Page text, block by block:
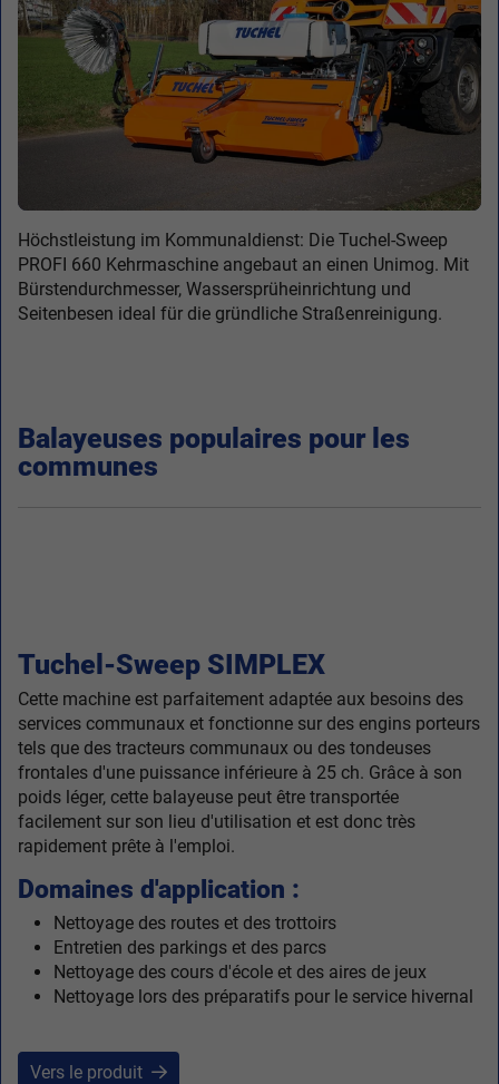
Höchstleistung im Kommunaldienst: Die Tuchel-Sweep
PROFI 660 Kehrmaschine angebaut an einen Unimog. Mit
Bürstendurchmesser, Wassersprüheinrichtung und
Seitenbesen ideal für die gründliche Straßenreinigung.
Balayeuses populaires pour les
communes
Tuchel-Sweep SIMPLEX
Cette machine est parfaitement adaptée aux besoins des
services communaux et fonctionne sur des engins porteurs
tels que des tracteurs communaux ou des tondeuses
frontales d'une puissance inférieure à 25 ch. Grâce à son
poids léger, cette balayeuse peut être transportée
facilement sur son lieu d'utilisation et est donc très
rapidement prête à l'emploi.
Domaines d'application :
Nettoyage des routes et des trottoirs
Entretien des parkings et des parcs
Nettoyage des cours d'école et des aires de jeux
Nettoyage lors des préparatifs pour le service hivernal
Vers le produit